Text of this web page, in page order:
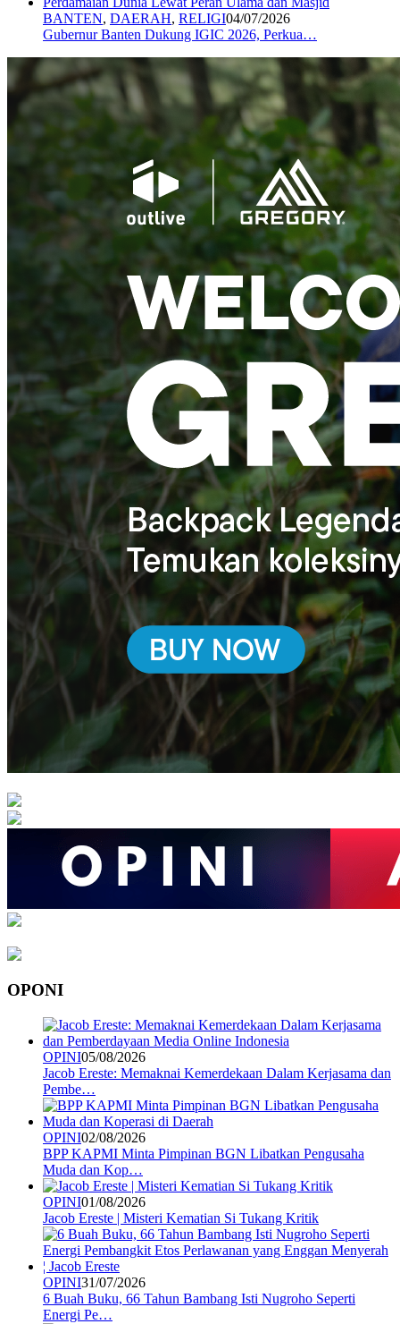
BANTEN, DAERAH, RELIGI04/07/2026
Gubernur Banten Dukung IGIC 2026, Perkua…
OPONI
OPINI05/08/2026
Jacob Ereste: Memaknai Kemerdekaan Dalam Kerjasama dan
Pembe…
OPINI02/08/2026
BPP KAPMI Minta Pimpinan BGN Libatkan Pengusaha
Muda dan Kop…
OPINI01/08/2026
Jacob Ereste | Misteri Kematian Si Tukang Kritik
OPINI31/07/2026
6 Buah Buku, 66 Tahun Bambang Isti Nugroho Seperti
Energi Pe…